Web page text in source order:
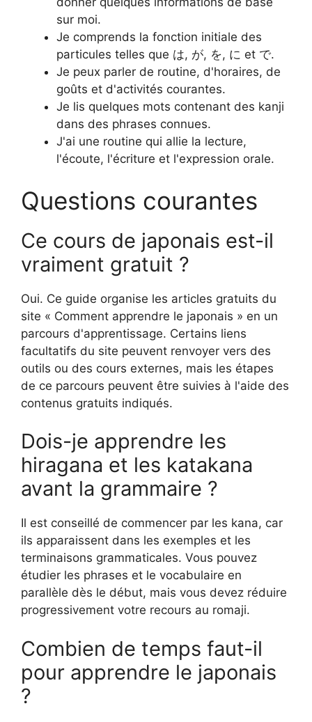
sur moi.
Je comprends la fonction initiale des
particules telles que は, が, を, に et で.
Je peux parler de routine, d'horaires, de
goûts et d'activités courantes.
Je lis quelques mots contenant des kanji
dans des phrases connues.
J'ai une routine qui allie la lecture,
l'écoute, l'écriture et l'expression orale.
Questions courantes
Ce cours de japonais est-il
vraiment gratuit ?
Oui. Ce guide organise les articles gratuits du
site « Comment apprendre le japonais » en un
parcours d'apprentissage. Certains liens
facultatifs du site peuvent renvoyer vers des
outils ou des cours externes, mais les étapes
de ce parcours peuvent être suivies à l'aide des
contenus gratuits indiqués.
Dois-je apprendre les
hiragana et les katakana
avant la grammaire ?
Il est conseillé de commencer par les kana, car
ils apparaissent dans les exemples et les
terminaisons grammaticales. Vous pouvez
étudier les phrases et le vocabulaire en
parallèle dès le début, mais vous devez réduire
progressivement votre recours au romaji.
Combien de temps faut-il
pour apprendre le japonais
?